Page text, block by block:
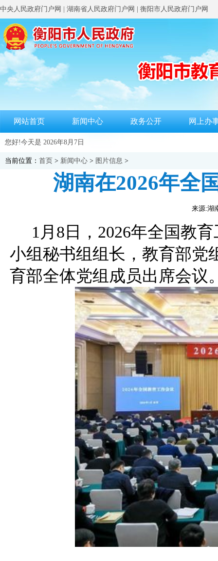
中央人民政府门户网 湖南省人民政府门户网 衡阳市人民政府门户网
网站首页 新闻中心 政务公开 网上办
您好!今天是 2026年8月7日
当前位置： 首页 > 新闻中心 > 图片信息 >
湖南在2026年全
来源:湖
1月8日，2026年全国教
小组秘书组组长，教育部党
育部全体党组成员出席会议